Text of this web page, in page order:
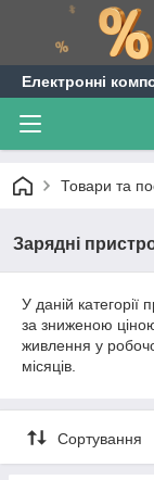
Електронні
Товари та
Зарядні
У даній категорії
за зниженою
живлення у
місяців.
Сортування